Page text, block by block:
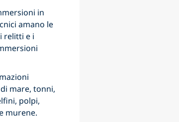
in
amano le
relitti e i
mare, tonni,
polpi,
murene.